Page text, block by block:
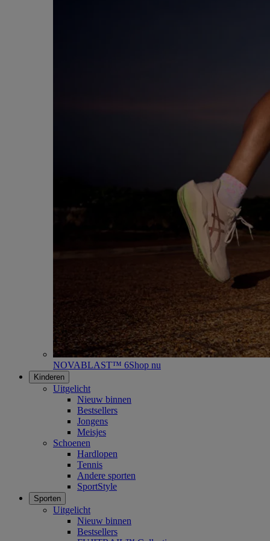
NOVABLAST™ 6Shop nu
Kinderen
Uitgelicht
Nieuw binnen
Bestsellers
Jongens
Meisjes
Schoenen
Hardlopen
Tennis
Andere sporten
SportStyle
Sporten
Uitgelicht
Nieuw binnen
Bestsellers